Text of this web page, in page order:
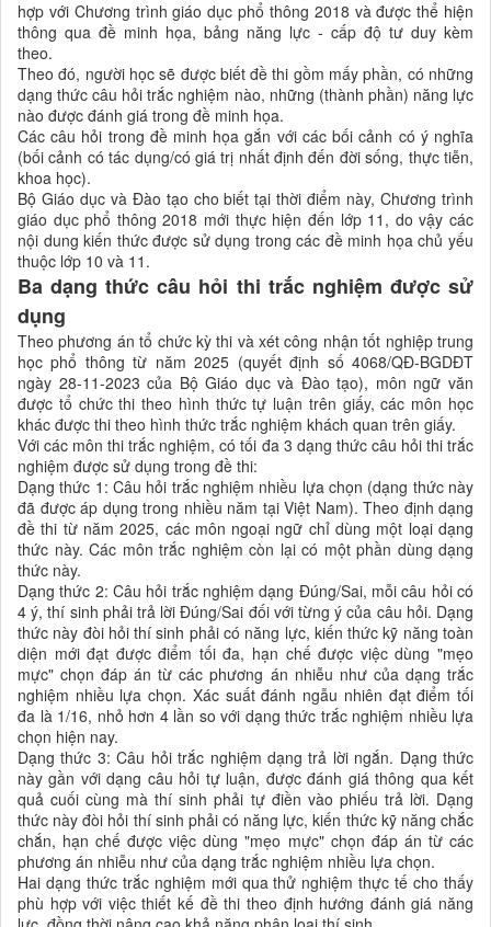
hợp với Chương trình giáo dục phổ thông 2018 và được thể hiện
thông qua đề minh họa, bảng năng lực - cấp độ tư duy kèm
theo.
Theo đó, người học sẽ được biết đề thi gồm mấy phần, có những
dạng thức câu hỏi trắc nghiệm nào, những (thành phần) năng lực
nào được đánh giá trong đề minh họa.
Các câu hỏi trong đề minh họa gắn với các bối cảnh có ý nghĩa
(bối cảnh có tác dụng/có giá trị nhất định đến đời sống, thực tiễn,
khoa học).
Bộ Giáo dục và Đào tạo cho biết tại thời điểm này, Chương trình
giáo dục phổ thông 2018 mới thực hiện đến lớp 11, do vậy các
nội dung kiến thức được sử dụng trong các đề minh họa chủ yếu
thuộc lớp 10 và 11.
Ba dạng thức câu hỏi thi trắc nghiệm được sử
dụng
Theo phương án tổ chức kỳ thi và xét công nhận tốt nghiệp trung
học phổ thông từ năm 2025 (quyết định số 4068/QĐ-BGDĐT
ngày 28-11-2023 của Bộ Giáo dục và Đào tạo), môn ngữ văn
được tổ chức thi theo hình thức tự luận trên giấy, các môn học
khác được thi theo hình thức trắc nghiệm khách quan trên giấy.
Với các môn thi trắc nghiệm, có tối đa 3 dạng thức câu hỏi thi trắc
nghiệm được sử dụng trong đề thi:
Dạng thức 1: Câu hỏi trắc nghiệm nhiều lựa chọn (dạng thức này
đã được áp dụng trong nhiều năm tại Việt Nam). Theo định dạng
đề thi từ năm 2025, các môn ngoại ngữ chỉ dùng một loại dạng
thức này. Các môn trắc nghiệm còn lại có một phần dùng dạng
thức này.
Dạng thức 2: Câu hỏi trắc nghiệm dạng Đúng/Sai, mỗi câu hỏi có
4 ý, thí sinh phải trả lời Đúng/Sai đối với từng ý của câu hỏi. Dạng
thức này đòi hỏi thí sinh phải có năng lực, kiến thức kỹ năng toàn
diện mới đạt được điểm tối đa, hạn chế được việc dùng "mẹo
mực" chọn đáp án từ các phương án nhiễu như của dạng trắc
nghiệm nhiều lựa chọn. Xác suất đánh ngẫu nhiên đạt điểm tối
đa là 1/16, nhỏ hơn 4 lần so với dạng thức trắc nghiệm nhiều lựa
chọn hiện nay.
Dạng thức 3: Câu hỏi trắc nghiệm dạng trả lời ngắn. Dạng thức
này gần với dạng câu hỏi tự luận, được đánh giá thông qua kết
quả cuối cùng mà thí sinh phải tự điền vào phiếu trả lời. Dạng
thức này đòi hỏi thí sinh phải có năng lực, kiến thức kỹ năng chắc
chắn, hạn chế được việc dùng "mẹo mực" chọn đáp án từ các
phương án nhiễu như của dạng trắc nghiệm nhiều lựa chọn.
Hai dạng thức trắc nghiệm mới qua thử nghiệm thực tế cho thấy
phù hợp với việc thiết kế đề thi theo định hướng đánh giá năng